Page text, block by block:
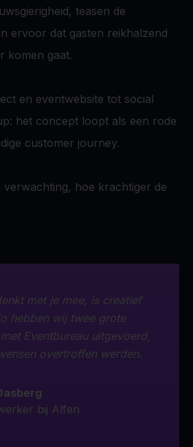
teasen de
ervoor dat gasten reikhalzend
komen gaat.
en eventwebsite tot social
het concept loopt als een rode
customer journey.
hoe krachtiger de
met je mee, is creatief
hebben wij twee grote
Eventbureau uitgevoerd,
overtroffen werden.
bij Alfen